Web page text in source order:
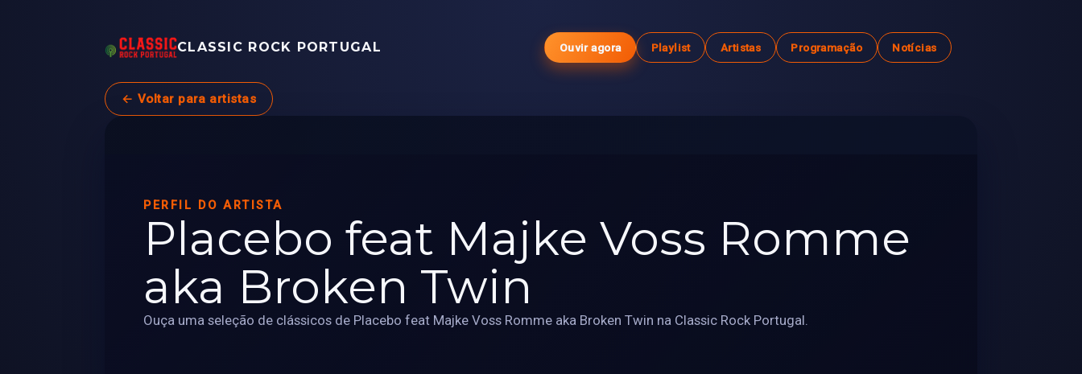
CLASSIC ROCK PORTUGAL Ouvir agora Playlist Artistas Programação Notícias
← Voltar para artistas
PERFIL DO ARTISTA
Placebo feat Majke Voss Romme
aka Broken Twin
Ouça uma seleção de clássicos de Placebo feat Majke Voss Romme aka Broken Twin na Classic Rock Portugal.